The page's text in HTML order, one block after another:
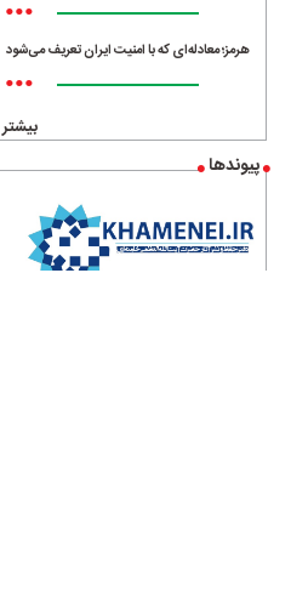
•••
هرمز؛ معادله‌ای که با امنیت ایران تعریف می‌شود
•••
بیشتر
پیوندها